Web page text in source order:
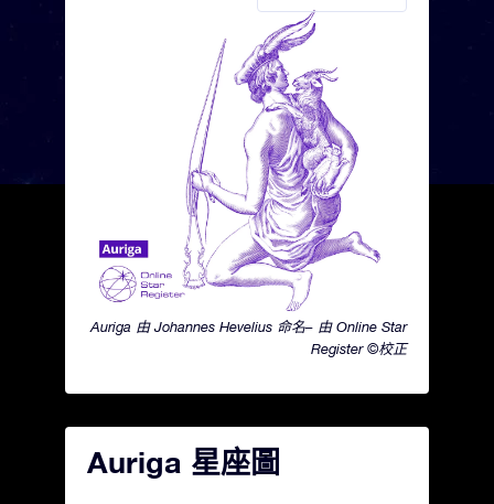
Auriga 由 Johannes Hevelius 命名– 由 Online Star
Register ©校正
Auriga 星座圖